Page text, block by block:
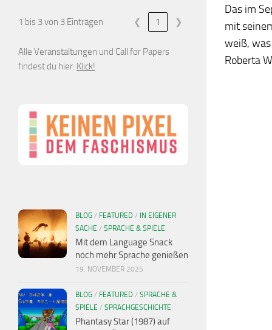
Das im
mit
weiß,
Roberta
1 bis 3 von 3 Einträgen ❮ 1 ❯
Alle Veranstaltungen und Call for Papers
findest du hier: Klick!
BLOG / FEATURED / IN EIGENER
SACHE / SPRACHE & SPIELE
Mit dem Language Snack
noch mehr Sprache genießen
19. NOVEMBER 2025
BLOG / FEATURED / SPRACHE &
SPIELE / SPRACHGESCHICHTE
Phantasy Star (1987) auf